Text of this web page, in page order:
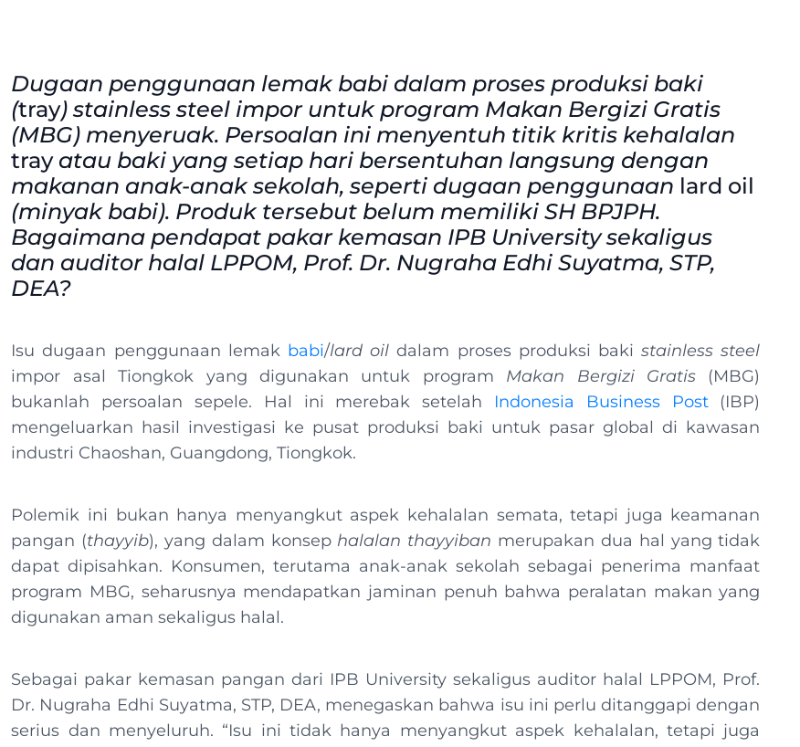
Dugaan penggunaan lemak babi dalam proses produksi baki
(tray) stainless steel impor untuk program Makan Bergizi Gratis
(MBG) menyeruak. Persoalan ini menyentuh titik kritis kehalalan
tray atau baki yang setiap hari bersentuhan langsung dengan
makanan anak-anak sekolah, seperti dugaan penggunaan lard oil
(minyak babi). Produk tersebut belum memiliki SH BPJPH.
Bagaimana pendapat pakar kemasan IPB University sekaligus
dan auditor halal LPPOM, Prof. Dr. Nugraha Edhi Suyatma, STP,
DEA?
Isu dugaan penggunaan lemak babi/lard oil dalam proses produksi bakistainless steel
impor asal Tiongkok yang digunakan untuk program Makan Bergizi Gratis(MBG)
bukanlah persoalan sepele. Hal ini merebak setelah Indonesia Business Post(IBP)
mengeluarkan hasil investigasi ke pusat produksi baki untuk pasar global di kawasan
industri Chaoshan, Guangdong, Tiongkok.
Polemik ini bukan hanya menyangkut aspek kehalalan semata, tetapi juga keamanan
pangan (thayyib), yang dalam konsep halalan thayyiban merupakan dua hal yang tidak
dapat dipisahkan. Konsumen, terutama anak-anak sekolah sebagai penerima manfaat
program MBG, seharusnya mendapatkan jaminan penuh bahwa peralatan makan yang
digunakan aman sekaligus halal.
Sebagai pakar kemasan pangan dari IPB University sekaligus auditor halal LPPOM, Prof.
Dr. Nugraha Edhi Suyatma, STP, DEA, menegaskan bahwa isu ini perlu ditanggapi dengan
serius dan menyeluruh. “Isu ini tidak hanya menyangkut aspek kehalalan, tetapi juga